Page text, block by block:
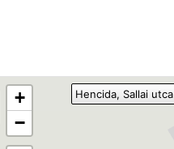
+
−
Hencida, Sallai utca